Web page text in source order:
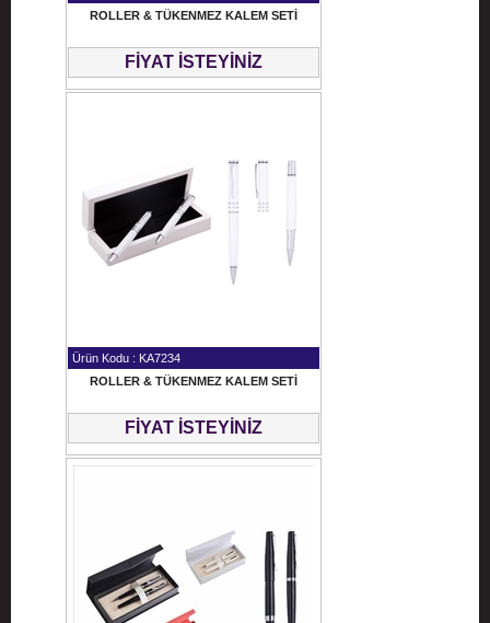
ROLLER & TÜKENMEZ KALEM SETİ
FİYAT İSTEYİNİZ
Ürün Kodu : KA7234
ROLLER & TÜKENMEZ KALEM SETİ
FİYAT İSTEYİNİZ